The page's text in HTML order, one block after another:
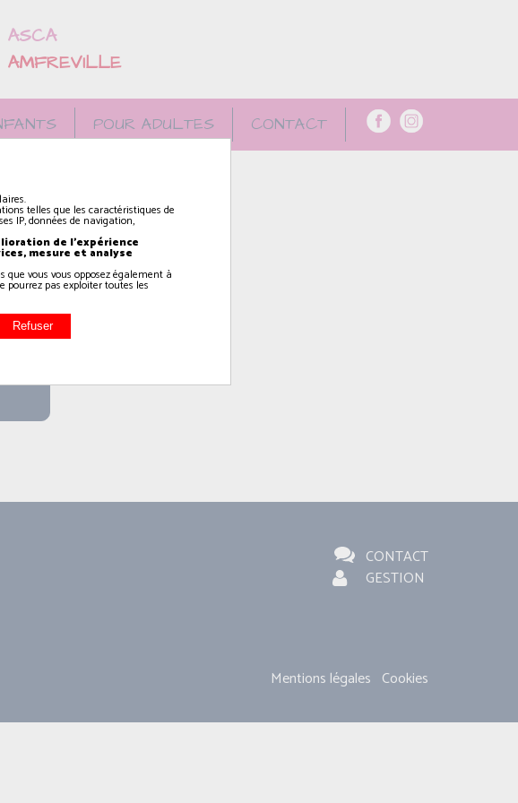
ASCA
AMFREVILLE
POUR ADULTES CONTACT
CONTACT
GESTION
Mentions légales Cookies
telles que les caractéristiques de
IP, données de navigation,
de l'expérience
mesure et analyse
que vous vous opposez également à
pourrez pas exploiter toutes les